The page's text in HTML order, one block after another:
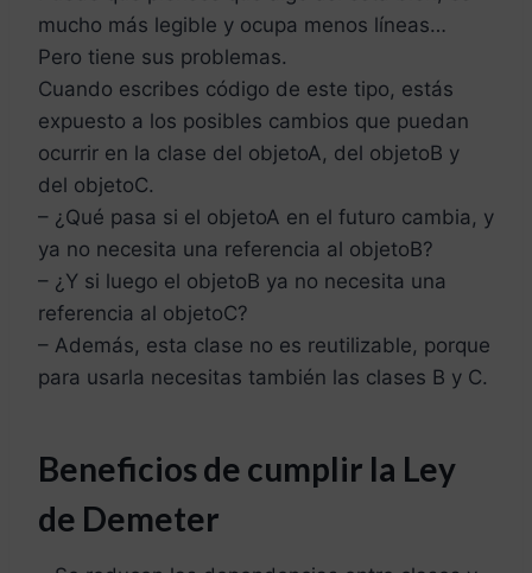
mucho más legible y ocupa menos líneas…
Pero tiene sus problemas.
Cuando escribes código de este tipo, estás
expuesto a los posibles cambios que puedan
ocurrir en la clase del objetoA, del objetoB y
del objetoC.
– ¿Qué pasa si el objetoA en el futuro cambia, y
ya no necesita una referencia al objetoB?
– ¿Y si luego el objetoB ya no necesita una
referencia al objetoC?
– Además, esta clase no es reutilizable, porque
para usarla necesitas también las clases B y C.
Beneficios de cumplir la Ley
de Demeter